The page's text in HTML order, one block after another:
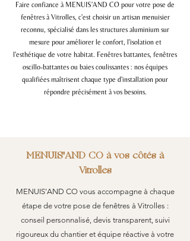
Faire confiance à MENUIS'AND CO pour votre pose de
fenêtres à Vitrolles, c'est choisir un artisan menuisier
reconnu, spécialisé dans les structures aluminium sur
mesure pour améliorer le confort, l'isolation et
l'esthétique de votre habitat. Fenêtres battantes, fenêtres
oscillo-battantes ou baies coulissantes : nos équipes
qualifiées maîtrisent chaque type d'installation pour
répondre précisément à vos besoins.
MENUIS'AND CO à vos côtés à
Vitrolles
MENUIS'AND CO vous accompagne à chaque
étape de votre pose de fenêtres à Vitrolles :
conseil personnalisé, devis transparent, suivi
rigoureux du chantier et équipe réactive à votre